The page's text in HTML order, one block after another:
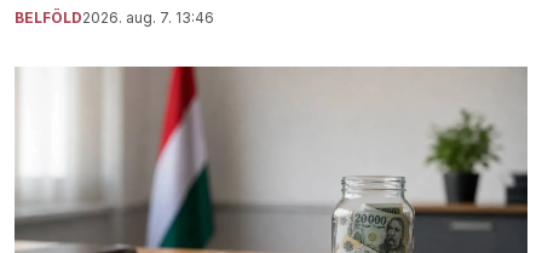
BELFÖLD2026. aug. 7. 13:46